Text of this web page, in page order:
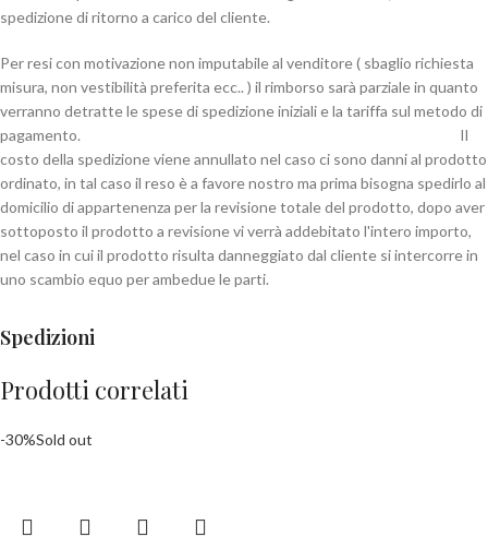
spedizione di ritorno a carico del cliente.
Per resi con motivazione non imputabile al venditore ( sbaglio richiesta
misura, non vestibilità preferita ecc.. ) il rimborso sarà parziale in quanto
verranno detratte le spese di spedizione iniziali e la tariffa sul metodo di
pagamento. Il
costo della spedizione viene annullato nel caso ci sono danni al prodotto
ordinato, in tal caso il reso è a favore nostro ma prima bisogna spedirlo al
domicilio di appartenenza per la revisione totale del prodotto, dopo aver
sottoposto il prodotto a revisione vi verrà addebitato l'intero importo,
nel caso in cui il prodotto risulta danneggiato dal cliente si intercorre in
uno scambio equo per ambedue le parti.
Spedizioni
Prodotti correlati
-30%Sold out